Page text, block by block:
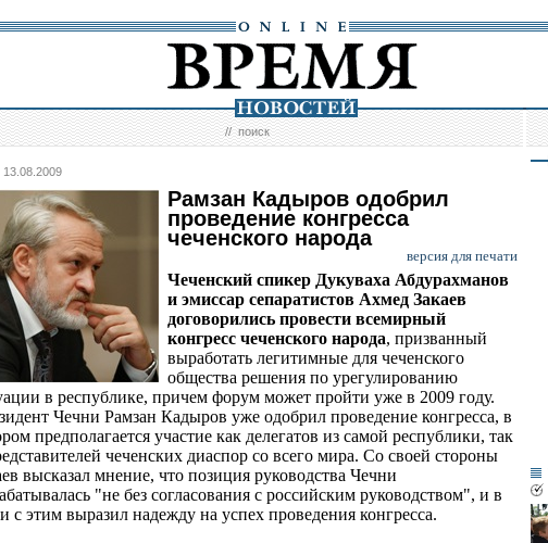
//поиск
13.08.2009
Рамзан Кадыров одобрил
проведение конгресса
чеченского народа
версия для печати
Чеченский спикер Дукуваха Абдурахманов
и эмиссар сепаратистов Ахмед Закаев
договорились провести всемирный
конгресс чеченского народа, призванный
выработать легитимные для чеченского
общества решения по урегулированию
в республике, причем форум может пройти уже в 2009 году.
Чечни Рамзан Кадыров уже одобрил проведение конгресса, в
предполагается участие как делегатов из самой республики, так
чеченских диаспор со всего мира. Со своей стороны
высказал мнение, что позиция руководства Чечни
"не без согласования с российским руководством", и в
с этим выразил надежду на успех проведения конгресса.